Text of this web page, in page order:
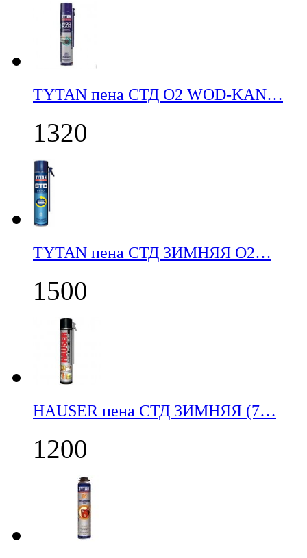
TYTAN пена СТД О2 WOD-KAN…
1320
TYTAN пена СТД ЗИМНЯЯ О2…
1500
НАUSER пена СТД ЗИМНЯЯ (7…
1200